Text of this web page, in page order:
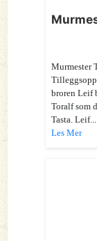
Murmester
broren Leif
Toralf som
Tasta. Leif...
Les Mer